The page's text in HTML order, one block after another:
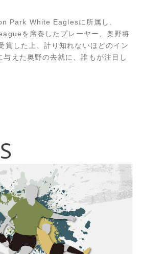
Park White Eaglesに所属し、
を席巻したプレーヤー、奥野将
賞した上、計り知れないほどのイン
与えた奥野の去就に、誰もが注目し
交渉を望んだものの、NPL1への挑戦